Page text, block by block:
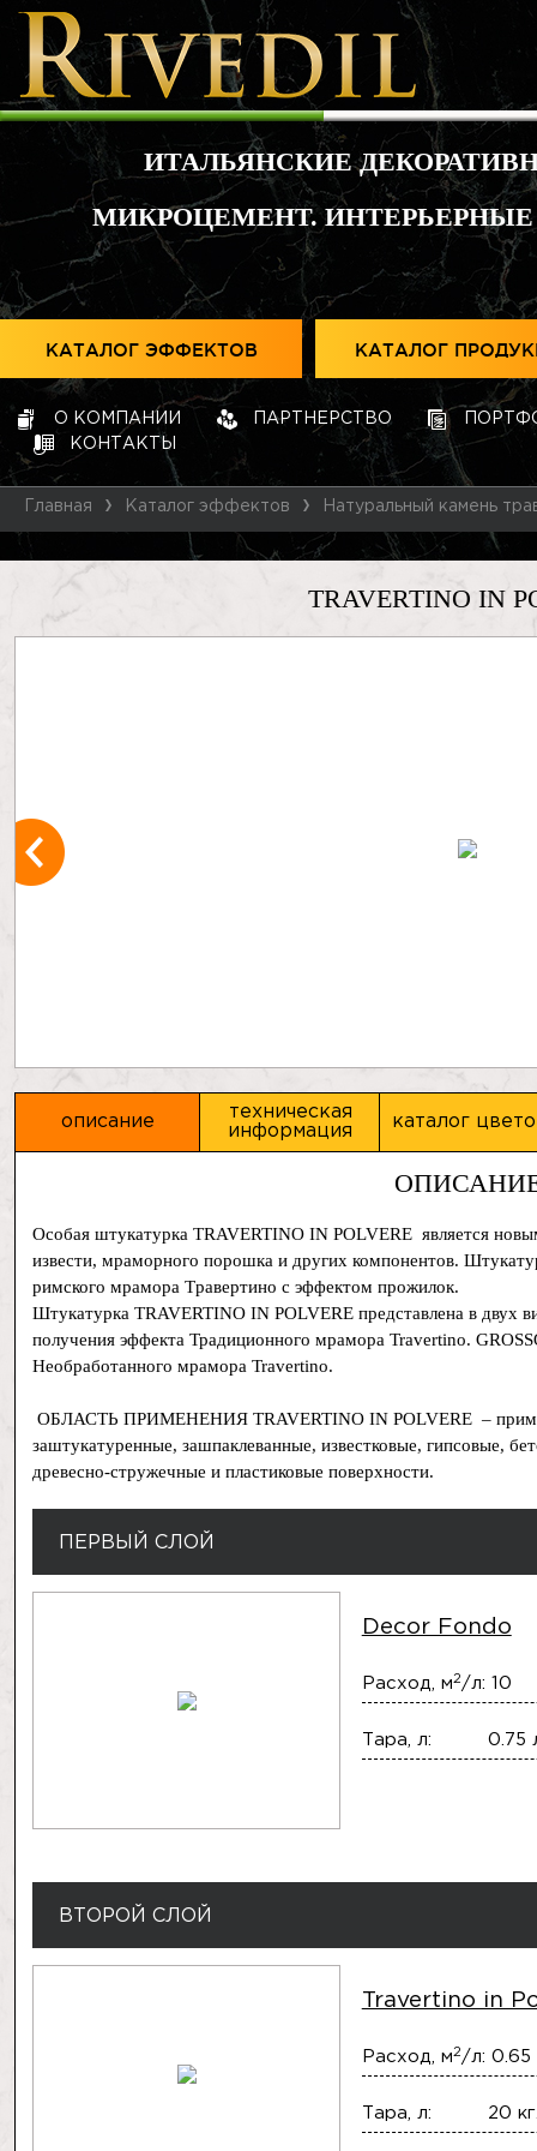
ИТАЛЬЯНСКИЕ
МИКРОЦЕМЕНТ.
КАТАЛОГ ЭФФЕКТОВ КАТАЛОГ
О КОМПАНИИ ПАРТНЕРСТВО
КОНТАКТЫ
Главная Каталог эффектов Натуральный камень
TRAVERTINO IN
описание
техническая
информация
каталог
Особая штукатурка TRAVERTINO IN POLVERE является
извести, мраморного порошка и других компонентов.
римского мрамора Tравертино с эффектом прожилок.
Штукатурка TRAVERTINO IN POLVERE представлена в двух
получения эффекта Традиционного мрамора Travertino.
Необработанного мрамора Travertino.
ОБЛАСТЬ ПРИМЕНЕНИЯ TRAVERTINO IN POLVERE –
заштукатуренные, зашпаклеванные, известковые, гипсовые,
древесно-стружечные и пластиковые поверхности.
ПЕРВЫЙ СЛОЙ
Decor Fondo
Расход, м 2 /л: 10
Тара, л: 0.75
ВТОРОЙ СЛОЙ
Travertino in
Расход, м 2 /л: 0.65
Тара, л: 20